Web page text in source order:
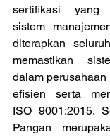
sertifikasi yang
sistem
diterapkan
memastikan
dalam perusahaan
efisien serta
ISO 9001:2015.
Pangan